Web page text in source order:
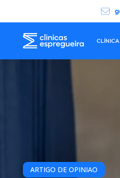
CLÍNICA
ARTIGO DE OPINIAO